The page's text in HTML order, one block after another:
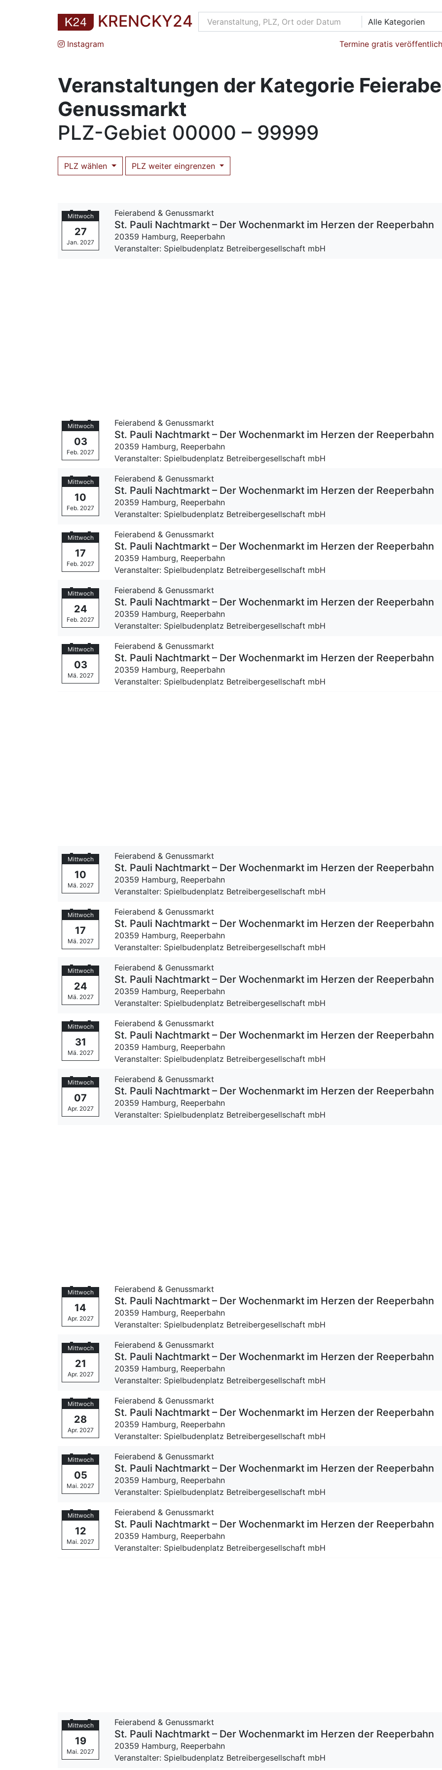
KRENCKY24 Alle Kategorien
Instagram Termine gratis
Veranstaltungen der Kategorie
Genussmarkt
PLZ-Gebiet 00000 – 99999
PLZ wählen PLZ weiter eingrenzen
Mittwoch
27
Jan. 2027
Feierabend & Genussmarkt
St. Pauli Nachtmarkt – Der Wochenmarkt im Herzen der Reeperbahn
20359 Hamburg, Reeperbahn
Veranstalter: Spielbudenplatz Betreibergesellschaft mbH
Mittwoch
03
Feb. 2027
Feierabend & Genussmarkt
St. Pauli Nachtmarkt – Der Wochenmarkt im Herzen der Reeperbahn
20359 Hamburg, Reeperbahn
Veranstalter: Spielbudenplatz Betreibergesellschaft mbH
Mittwoch
10
Feb. 2027
Feierabend & Genussmarkt
St. Pauli Nachtmarkt – Der Wochenmarkt im Herzen der Reeperbahn
20359 Hamburg, Reeperbahn
Veranstalter: Spielbudenplatz Betreibergesellschaft mbH
Mittwoch
17
Feb. 2027
Feierabend & Genussmarkt
St. Pauli Nachtmarkt – Der Wochenmarkt im Herzen der Reeperbahn
20359 Hamburg, Reeperbahn
Veranstalter: Spielbudenplatz Betreibergesellschaft mbH
Mittwoch
24
Feb. 2027
Feierabend & Genussmarkt
St. Pauli Nachtmarkt – Der Wochenmarkt im Herzen der Reeperbahn
20359 Hamburg, Reeperbahn
Veranstalter: Spielbudenplatz Betreibergesellschaft mbH
Mittwoch
03
Mä. 2027
Feierabend & Genussmarkt
St. Pauli Nachtmarkt – Der Wochenmarkt im Herzen der Reeperbahn
20359 Hamburg, Reeperbahn
Veranstalter: Spielbudenplatz Betreibergesellschaft mbH
Mittwoch
10
Mä. 2027
Feierabend & Genussmarkt
St. Pauli Nachtmarkt – Der Wochenmarkt im Herzen der Reeperbahn
20359 Hamburg, Reeperbahn
Veranstalter: Spielbudenplatz Betreibergesellschaft mbH
Mittwoch
17
Mä. 2027
Feierabend & Genussmarkt
St. Pauli Nachtmarkt – Der Wochenmarkt im Herzen der Reeperbahn
20359 Hamburg, Reeperbahn
Veranstalter: Spielbudenplatz Betreibergesellschaft mbH
Mittwoch
24
Mä. 2027
Feierabend & Genussmarkt
St. Pauli Nachtmarkt – Der Wochenmarkt im Herzen der Reeperbahn
20359 Hamburg, Reeperbahn
Veranstalter: Spielbudenplatz Betreibergesellschaft mbH
Mittwoch
31
Mä. 2027
Feierabend & Genussmarkt
St. Pauli Nachtmarkt – Der Wochenmarkt im Herzen der Reeperbahn
20359 Hamburg, Reeperbahn
Veranstalter: Spielbudenplatz Betreibergesellschaft mbH
Mittwoch
07
Apr. 2027
Feierabend & Genussmarkt
St. Pauli Nachtmarkt – Der Wochenmarkt im Herzen der Reeperbahn
20359 Hamburg, Reeperbahn
Veranstalter: Spielbudenplatz Betreibergesellschaft mbH
Mittwoch
14
Apr. 2027
Feierabend & Genussmarkt
St. Pauli Nachtmarkt – Der Wochenmarkt im Herzen der Reeperbahn
20359 Hamburg, Reeperbahn
Veranstalter: Spielbudenplatz Betreibergesellschaft mbH
Mittwoch
21
Apr. 2027
Feierabend & Genussmarkt
St. Pauli Nachtmarkt – Der Wochenmarkt im Herzen der Reeperbahn
20359 Hamburg, Reeperbahn
Veranstalter: Spielbudenplatz Betreibergesellschaft mbH
Mittwoch
28
Apr. 2027
Feierabend & Genussmarkt
St. Pauli Nachtmarkt – Der Wochenmarkt im Herzen der Reeperbahn
20359 Hamburg, Reeperbahn
Veranstalter: Spielbudenplatz Betreibergesellschaft mbH
Mittwoch
05
Mai. 2027
Feierabend & Genussmarkt
St. Pauli Nachtmarkt – Der Wochenmarkt im Herzen der Reeperbahn
20359 Hamburg, Reeperbahn
Veranstalter: Spielbudenplatz Betreibergesellschaft mbH
Mittwoch
12
Mai. 2027
Feierabend & Genussmarkt
St. Pauli Nachtmarkt – Der Wochenmarkt im Herzen der Reeperbahn
20359 Hamburg, Reeperbahn
Veranstalter: Spielbudenplatz Betreibergesellschaft mbH
Mittwoch
19
Mai. 2027
Feierabend & Genussmarkt
St. Pauli Nachtmarkt – Der Wochenmarkt im Herzen der Reeperbahn
20359 Hamburg, Reeperbahn
Veranstalter: Spielbudenplatz Betreibergesellschaft mbH